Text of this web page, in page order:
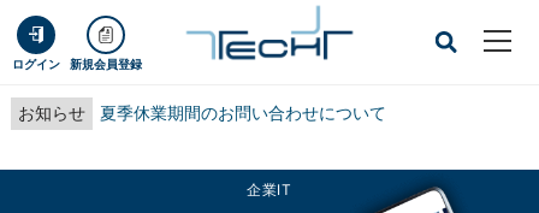
ログイン 新規会員登録
お知らせ 夏季休業期間のお問い合わせについて
企業IT